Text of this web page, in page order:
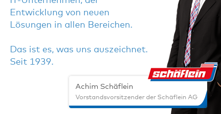
Entwicklung von neuen
Lösungen in allen Bereichen.
Das ist es, was uns auszeichnet.
Seit 1939.
Achim Schäflein
Vorstandsvorsitzender der Schäflein AG